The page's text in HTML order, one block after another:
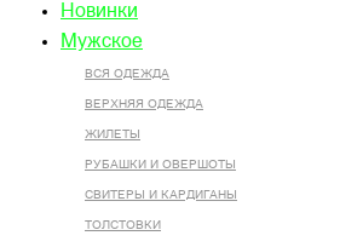
Новинки
Мужское
ВСЯ ОДЕЖДА
ВЕРХНЯЯ ОДЕЖДА
ЖИЛЕТЫ
РУБАШКИ И ОВЕРШОТЫ
СВИТЕРЫ И КАРДИГАНЫ
ТОЛСТОВКИ